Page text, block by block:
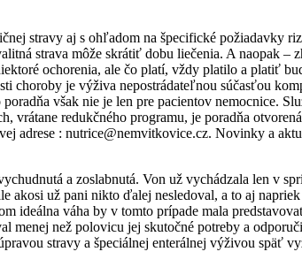
stravy aj s ohľadom na špecifické požiadavky
strava môže skrátiť dobu liečenia. A naopak –
ochorenia, ale čo platí, vždy platilo a platiť
je výživa nepostrádateľnou súčasťou
však nie je len pre pacientov nemocnice.
redukčného programu, je poradňa
adrese : nutrice@nemvitkovice.cz. Novinky a
a zoslabnutá. Von už vychádzala len v
akosi už pani nikto ďalej nesledoval, a to aj
ideálna váha by v tomto prípade mala
menej než polovicu jej skutočné potreby a
stravy a špeciálnej enterálnej výživou späť